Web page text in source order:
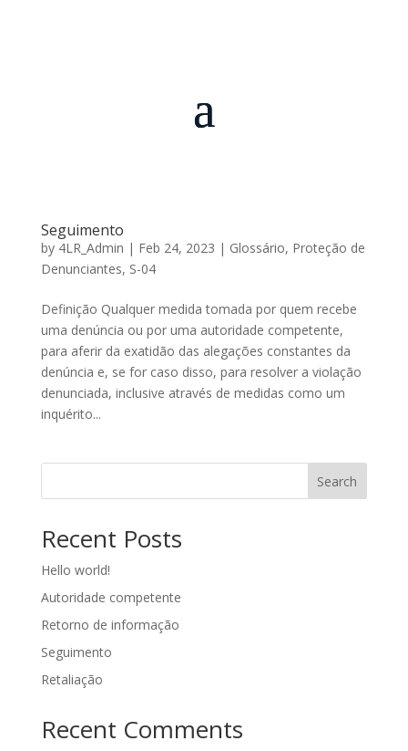
Seguimento
by 4LR_Admin | Feb 24, 2023 | Glossário, Proteção de
Denunciantes, S-04
Definição Qualquer medida tomada por quem recebe
uma denúncia ou por uma autoridade competente,
para aferir da exatidão das alegações constantes da
denúncia e, se for caso disso, para resolver a violação
denunciada, inclusive através de medidas como um
inquérito...
Search
Recent Posts
Hello world!
Autoridade competente
Retorno de informação
Seguimento
Retaliação
Recent Comments